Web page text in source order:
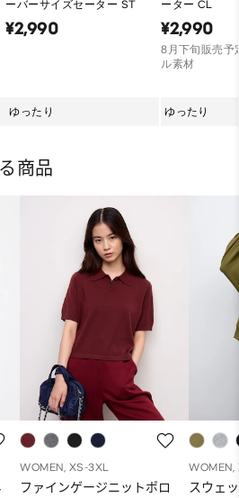
ーバーサイズセーター ST
¥2,990
ゆったり
ーター CL
¥2,990
8月下旬販売予
ル素材
ゆったり
商品
WOMEN, XS-3XL
ファインゲージニットポロ
WOMEN,
スウェ